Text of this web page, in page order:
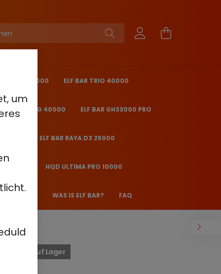
um
PRO 40000 ELF BAR TRIO 40000
BAR ICE KING 40000 ELF BAR GH33000 PRO
ELF BAR RAYA D3 25000
HQD ULTIMA PRO 10000
WAS IS ELF BAR? FAQ
Nicht auf Lager